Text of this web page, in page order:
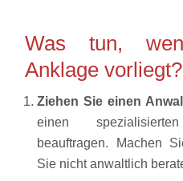
Was tun,
Anklage vorliegt?
Ziehen Sie einen
einen
beauftragen. Machen
Sie nicht anwaltlich